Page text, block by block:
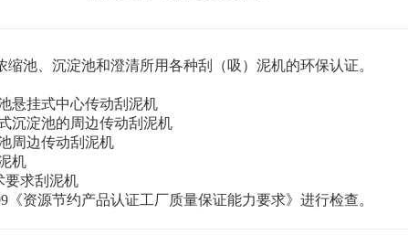
池、沉淀池和澄清所用各种刮（吸）泥机的环保认证。
悬挂式中心传动刮泥机
沉淀池的周边传动刮泥机
周边传动刮泥机
机
要求刮泥机
资源节约产品认证工厂质量保证能力要求》进行检查。